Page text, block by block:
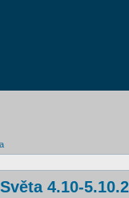
4.10-